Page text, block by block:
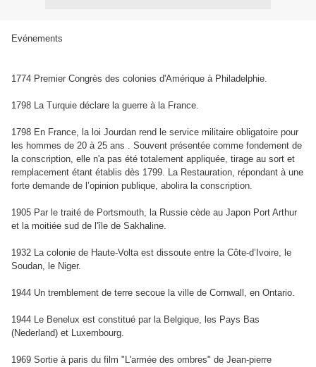
Evénements
1774 Premier Congrès des colonies d'Amérique à Philadelphie.
1798 La Turquie déclare la guerre à la France.
1798 En France, la loi Jourdan rend le service militaire obligatoire pour
les hommes de 20 à 25 ans . Souvent présentée comme fondement de
la conscription, elle n'a pas été totalement appliquée, tirage au sort et
remplacement étant établis dès 1799. La Restauration, répondant à une
forte demande de l’opinion publique, abolira la conscription.
1905 Par le traité de Portsmouth, la Russie cède au Japon Port Arthur
et la moitiée sud de l'île de Sakhaline.
1932 La colonie de Haute-Volta est dissoute entre la Côte-d’Ivoire, le
Soudan, le Niger.
1944 Un tremblement de terre secoue la ville de Cornwall, en Ontario.
1944 Le Benelux est constitué par la Belgique, les Pays Bas
(Nederland) et Luxembourg.
1969 Sortie à paris du film "L'armée des ombres" de Jean-pierre